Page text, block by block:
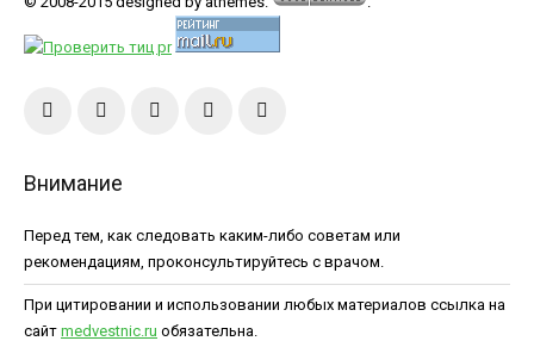
Внимание
Перед тем, как следовать каким-либо советам или
рекомендациям, проконсультируйтесь с врачом.
При цитировании и использовании любых материалов ссылка на
сайт medvestnic.ru обязательна.